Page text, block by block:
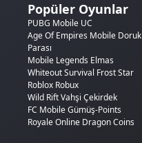
Popüler Oyunlar
PUBG Mobile UC
Age Of Empires Mobile Doruk
Parası
Mobile Legends Elmas
Whiteout Survival Frost Star
Roblox Robux
Wild Rift Vahşi Çekirdek
FC Mobile Gümüş-Points
Royale Online Dragon Coins